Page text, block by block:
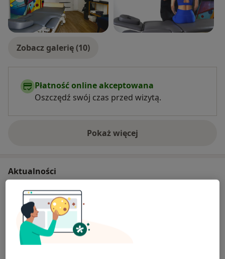
Zobacz galerię (10)
Płatność online akceptowana
Oszczędź swój czas przed wizytą.
Pokaż więcejo doświadczeniu
Aktualności
mgr Adam Marciniak
Samochodowa 2/77, 02-652 Warszawa
Zapraszam do umówienia wizyty – jestem
certyfikowanym terapeutą manualnym, który
stale poszerza swoją wiedzę i umiejętności w